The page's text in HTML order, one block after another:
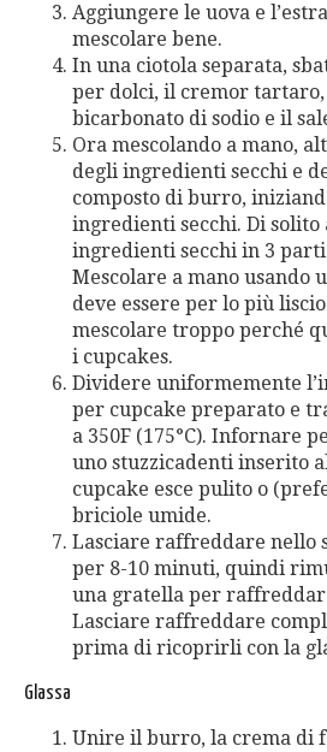
Aggiungere le uova e
mescolare bene.
In una ciotola separata,
per dolci, il cremor
bicarbonato di sodio e il
Ora mescolando a mano,
degli ingredienti secchi e
composto di burro,
ingredienti secchi. Di solito
ingredienti secchi in 3
Mescolare a mano usando
deve essere per lo più
mescolare troppo perché
i cupcakes.
Dividere uniformemente
per cupcake preparato e
a 350F (175°C). Infornare
uno stuzzicadenti inserito
cupcake esce pulito o
briciole umide.
Lasciare raffreddare nello
per 8-10 minuti, quindi
una gratella per
Lasciare raffreddare
prima di ricoprirli con la
Glassa
Unire il burro, la crema di